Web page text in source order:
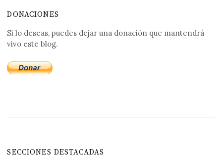
DONACIONES
Si lo deseas, puedes dejar una donación que mantendrá
vivo este blog.
SECCIONES DESTACADAS